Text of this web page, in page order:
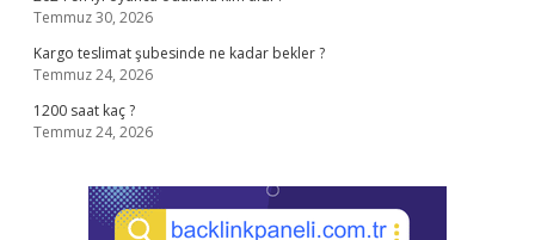
Temmuz 30, 2026
Kargo teslimat şubesinde ne kadar bekler ?
Temmuz 24, 2026
1200 saat kaç ?
Temmuz 24, 2026